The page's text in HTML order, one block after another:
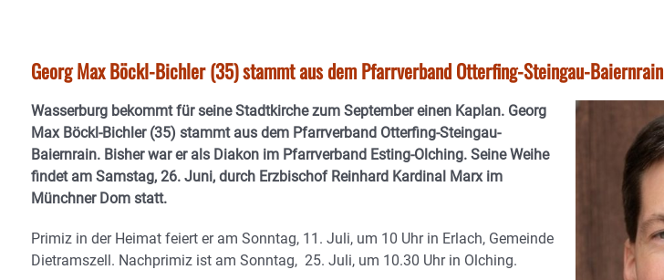
Georg Max Böckl-Bichler (35) stammt aus dem Pfarrverband Otterfing-Steingau-Baiernrain
Wasserburg bekommt für seine Stadtkirche zum September einen Kaplan. Georg
Max Böckl-Bichler (35) stammt aus dem Pfarrverband Otterfing-Steingau-
Baiernrain. Bisher war er als Diakon im Pfarrverband Esting-Olching. Seine Weihe
findet am Samstag, 26. Juni, durch Erzbischof Reinhard Kardinal Marx im
Münchner Dom statt.
Primiz in der Heimat feiert er am Sonntag, 11. Juli, um 10 Uhr in Erlach, Gemeinde
Dietramszell. Nachprimiz ist am Sonntag, 25. Juli, um 10.30 Uhr in Olching.